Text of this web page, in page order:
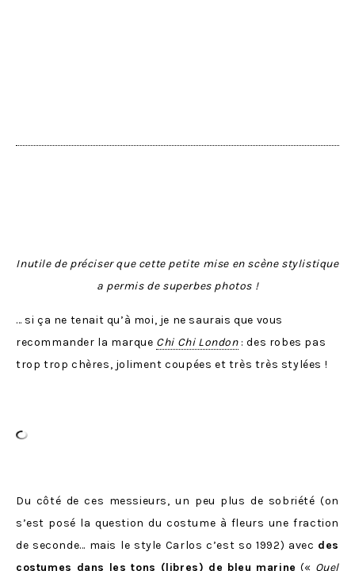
Inutile de préciser que cette petite mise en scène stylistique
a permis de superbes photos !
… si ça ne tenait qu’à moi, je ne saurais que vous
recommander la marque Chi Chi London: des robes pas
trop trop chères, joliment coupées et très très stylées !
Du côté de ces messieurs, un peu plus de sobriété (on
s’est posé la question du costume à fleurs une fraction
de seconde… mais le style Carlos c’est so 1992) avec des
costumes dans les tons (libres) de bleu marine (« Quel